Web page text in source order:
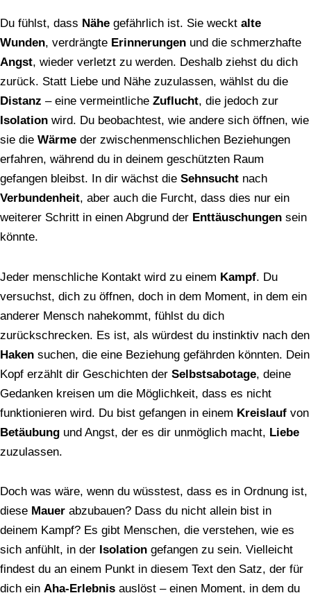
Du fühlst, dass Nähe gefährlich ist. Sie weckt alte
Wunden, verdrängte Erinnerungen und die schmerzhafte
Angst, wieder verletzt zu werden. Deshalb ziehst du dich
zurück. Statt Liebe und Nähe zuzulassen, wählst du die
Distanz – eine vermeintliche Zuflucht, die jedoch zur
Isolation wird. Du beobachtest, wie andere sich öffnen, wie
sie die Wärme der zwischenmenschlichen Beziehungen
erfahren, während du in deinem geschützten Raum
gefangen bleibst. In dir wächst die Sehnsucht nach
Verbundenheit, aber auch die Furcht, dass dies nur ein
weiterer Schritt in einen Abgrund der Enttäuschungen sein
könnte.
Jeder menschliche Kontakt wird zu einem Kampf. Du
versuchst, dich zu öffnen, doch in dem Moment, in dem ein
anderer Mensch nahekommt, fühlst du dich
zurückschrecken. Es ist, als würdest du instinktiv nach den
Haken suchen, die eine Beziehung gefährden könnten. Dein
Kopf erzählt dir Geschichten der Selbstsabotage, deine
Gedanken kreisen um die Möglichkeit, dass es nicht
funktionieren wird. Du bist gefangen in einem Kreislauf von
Betäubung und Angst, der es dir unmöglich macht, Liebe
zuzulassen.
Doch was wäre, wenn du wüsstest, dass es in Ordnung ist,
diese Mauer abzubauen? Dass du nicht allein bist in
deinem Kampf? Es gibt Menschen, die verstehen, wie es
sich anfühlt, in der Isolation gefangen zu sein. Vielleicht
findest du an einem Punkt in diesem Text den Satz, der für
dich ein Aha-Erlebnis auslöst – einen Moment, in dem du